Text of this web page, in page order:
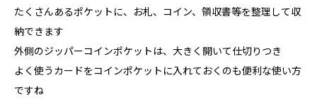
たくさんあるポケットに、お札、コイン、領収書等を整理して収
納できます
外側のジッパーコインポケットは、大きく開いて仕切りつき
よく使うカードをコインポケットに入れておくのも便利な使い方
ですね